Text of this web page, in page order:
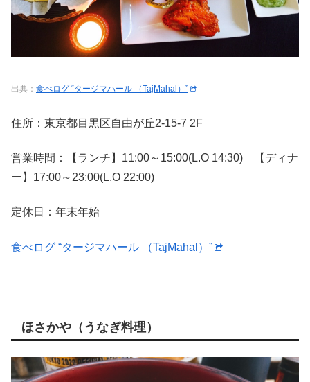
出典： 食べログ “タージマハール （TajMahal）”
住所：東京都目黒区自由が丘2-15-7 2F
営業時間：【ランチ】11:00～15:00(L.O 14:30) 【ディナ
ー】17:00～23:00(L.O 22:00)
定休日：年末年始
食べログ “タージマハール （TajMahal）”
ほさかや（うなぎ料理）